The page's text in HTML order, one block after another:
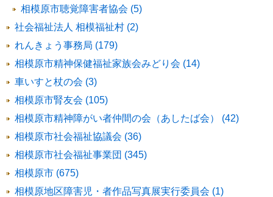
相模原市聴覚障害者協会 (5)
社会福祉法人 相模福祉村 (2)
れんきょう事務局 (179)
相模原市精神保健福祉家族会みどり会 (14)
車いすと杖の会 (3)
相模原市腎友会 (105)
相模原市精神障がい者仲間の会（あしたば会） (42)
相模原市社会福祉協議会 (36)
相模原市社会福祉事業団 (345)
相模原市 (675)
相模原地区障害児・者作品写真展実行委員会 (1)